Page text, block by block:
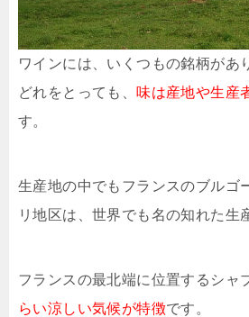
ワインには、いくつもの銘柄があ
どれをとっても、 味は産地や生産
す。
生産地の中でもフランスのブルゴ
リ地区は、世界でも名の知れた生
フランスの最北端に位置するシャ
らい涼しい気候が特徴です。